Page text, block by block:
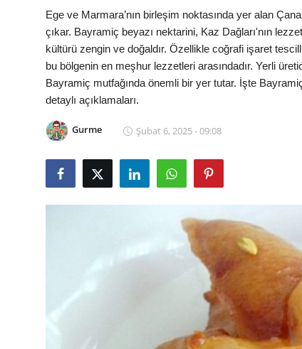
Şehirler
Helal Gıda & Dini Hükümler
Gıda Güvenliği & Bilimi
Kalori & Diyet Rehberi
Mekan & Lezzet Rotaları
Gıda Güvenliği & Sağlık
Ege ve Marmara’nın birleşim noktasında yer alan
çıkar. Bayramiç beyazı nektarini, Kaz Dağları'nın
kültürü zengin ve doğaldır. Özellikle coğrafi işaret
bu bölgenin en meşhur lezzetleri arasındadır. Yerli
Bayramiç mutfağında önemli bir yer tutar. İşte
detaylı açıklamaları.
Gurme Şubat 6, 2025 - 09:08